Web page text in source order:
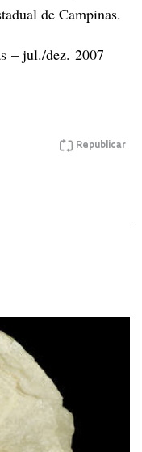
de Campinas.
– jul./dez. 2007
Republicar